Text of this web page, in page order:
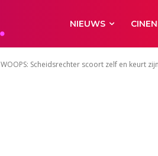
NIEUWS
WOOPS: Scheidsrechter scoort zelf en keurt